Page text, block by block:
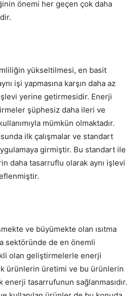
önemi her geçen çok daha
yükseltilmesi, en basit
işi yapmasına karşın daha az
yerine getirmesidir. Enerji
şüphesiz daha ileri ve
mümkün olmaktadır.
ilk çalışmalar ve standart
girmiştir. Bu standart ile
daha tasarruflu olarak aynı işlevi
ve büyümekte olan ısıtma
sektöründe de en önemli
olan geliştirmelerle enerji
ürünlerin üretimi ve bu ürünlerin
enerji tasarrufunun sağlanmasıdır.